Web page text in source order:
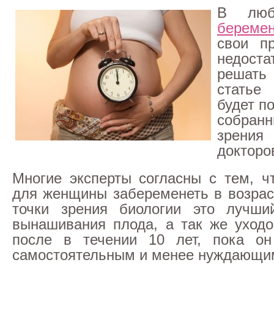
В
свои
будет
зрения
Многие эксперты согласны с тем,
для женщины забеременеть в
точки зрения биологии это
вынашивания плода, а так же
после в течении 10 лет, пока он
самостоятельным и менее